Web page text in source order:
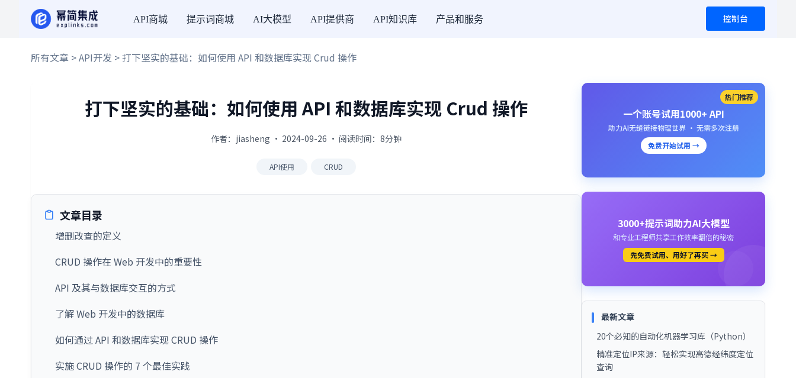
API商城 提示词商城 AI大模型 API提供商 API知识库 产品和服务 控制台
所有文章 >API开发 > 打下坚实的基础：如何使用 API 和数据库实现 Crud 操作
打下坚实的基础：如何使用 API 和数据库实现 Crud 操作
作者：jiasheng · 2024-09-26 · 阅读时间：8分钟
API使用 CRUD
文章目录
增删改查的定义
CRUD 操作在 Web 开发中的重要性
API 及其与数据库交互的方式
了解 Web 开发中的数据库
如何通过 API 和数据库实现 CRUD 操作
实施 CRUD 操作的 7 个最佳实践
热门推荐
一个账号试用1000+ API
助力AI无缝链接物理世界 · 无需多次注册
免费开始试用 →
3000+提示词助力AI大模型
和专业工程师共享工作效率翻倍的秘密
先免费试用、用好了再买 →
最新文章
20个必知的自动化机器学习库（Python）
精准定位IP来源：轻松实现高德经纬度定位
查询